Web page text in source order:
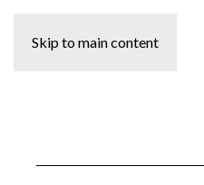
Skip to main content